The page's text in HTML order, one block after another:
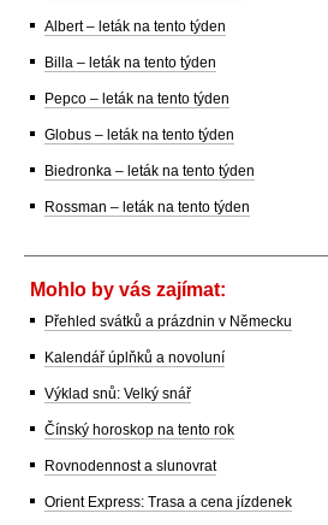
Albert – leták na tento týden
Billa – leták na tento týden
Pepco – leták na tento týden
Globus – leták na tento týden
Biedronka – leták na tento týden
Rossman – leták na tento týden
Mohlo by vás zajímat:
Přehled svátků a prázdnin v Německu
Kalendář úplňků a novoluní
Výklad snů: Velký snář
Čínský horoskop na tento rok
Rovnodennost a slunovrat
Orient Express: Trasa a cena jízdenek